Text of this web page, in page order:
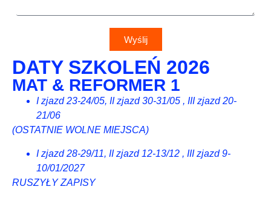
Wyślij
DATY SZKOLEŃ 2026
MAT & REFORMER 1
I zjazd 23-24/05, II zjazd 30-31/05 , III zjazd 20-
21/06
(OSTATNIE WOLNE MIEJSCA)
I zjazd 28-29/11, II zjazd 12-13/12 , III zjazd 9-
10/01/2027
RUSZYŁY ZAPISY